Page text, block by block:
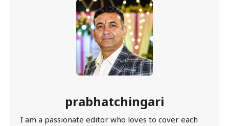
prabhatchingari
I am a passionate editor who loves to cover each